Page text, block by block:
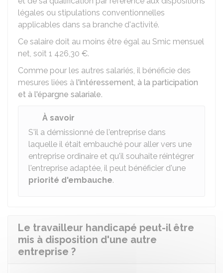
légales ou stipulations conventionnelles
applicables dans sa branche d'activité.
Ce salaire doit au moins être égal au Smic mensuel
net, soit 1 426,30 €.
Comme pour les autres salariés, il bénéficie des
mesures liées à l'intéressement, à la participation
et à l'épargne salariale.
À savoir
S'il a démissionné de l'entreprise dans
laquelle il était embauché pour aller vers une
entreprise ordinaire et qu'il souhaite réintégrer
l'entreprise adaptée, il peut bénéficier d'une
priorité d'embauche.
Le travailleur handicapé peut-il être
mis à disposition d'une autre
entreprise ?